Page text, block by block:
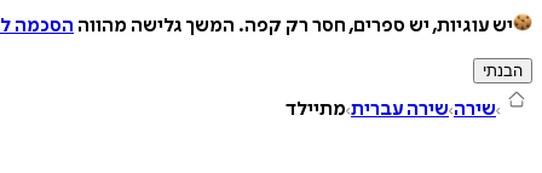
יש עוגיות, יש ספרים, חסר רק קפה. המשך גלישה מהווה הסכמה
הבנתי
שירה שירה עברית מתיילד